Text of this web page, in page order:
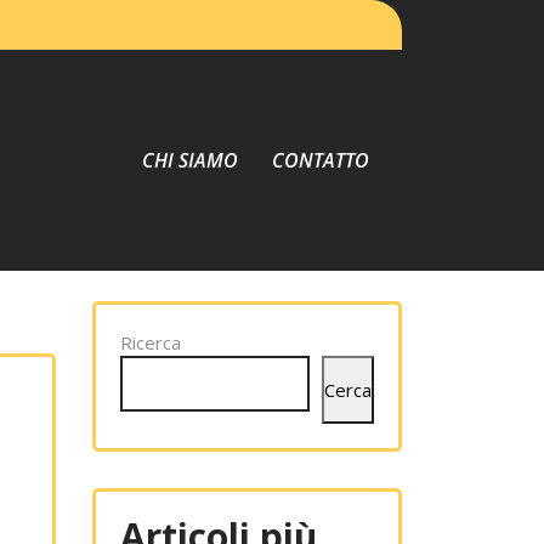
CHI SIAMO CONTATTO
Ricerca
Cerca